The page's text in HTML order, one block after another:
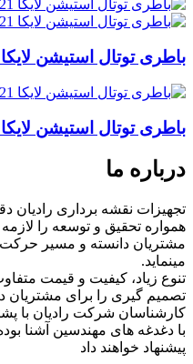
باطری توتال استیشن لایکا GEB121
باطری توتال استیشن لایکا GEB221
درباره ما
تجهیزات نقشه برداری رادیان
همواره تحقیق و توسعه را
مشتریان دانسته و مسیر
مینماید.
تنوع زیاد، کیفیت و قیمت
تصمیم گیری را برای مشتریان
کارشناسان شرکت رادیان با
با دغدغه های مهندسین آشنا
پیشنهاد خواهند داد